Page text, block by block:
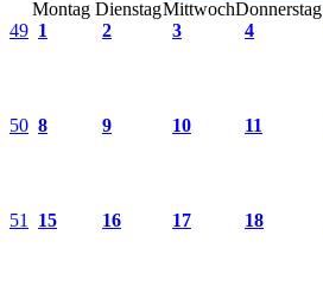
Montag DienstagMittwochDonnerstag
49 1 2 3 4
50 8 9 10 11
51 15 16 17 18